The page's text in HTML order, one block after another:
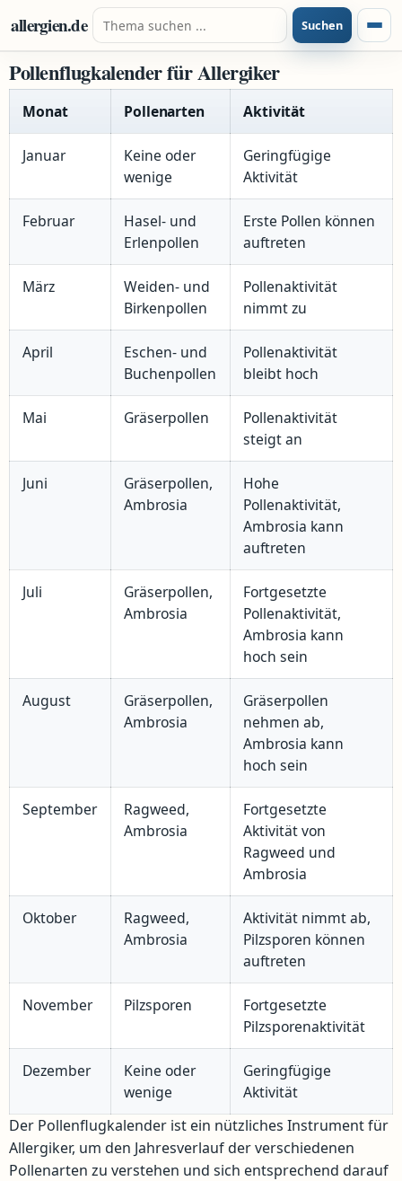
Zum Inhalt springen
allergien.de Suche nach: Suchen
Pollenflugkalender für Allergiker
Monat Pollenarten Aktivität
Januar
Keine oder
wenige
Geringfügige
Aktivität
Februar
Hasel- und
Erlenpollen
Erste Pollen können
auftreten
März
Weiden- und
Birkenpollen
Pollenaktivität
nimmt zu
April
Eschen- und
Buchenpollen
Pollenaktivität
bleibt hoch
Mai Gräserpollen
Pollenaktivität
steigt an
Juni
Gräserpollen,
Ambrosia
Hohe
Pollenaktivität,
Ambrosia kann
auftreten
Juli
Gräserpollen,
Ambrosia
Fortgesetzte
Pollenaktivität,
Ambrosia kann
hoch sein
August
Gräserpollen,
Ambrosia
Gräserpollen
nehmen ab,
Ambrosia kann
hoch sein
September
Ragweed,
Ambrosia
Fortgesetzte
Aktivität von
Ragweed und
Ambrosia
Oktober
Ragweed,
Ambrosia
Aktivität nimmt ab,
Pilzsporen können
auftreten
November Pilzsporen
Fortgesetzte
Pilzsporenaktivität
Dezember
Keine oder
wenige
Geringfügige
Aktivität
Der Pollenflugkalender ist ein nützliches Instrument für
Allergiker, um den Jahresverlauf der verschiedenen
Pollenarten zu verstehen und sich entsprechend darauf